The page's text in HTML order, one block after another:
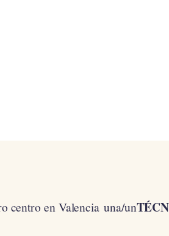
centro en Valencia una/un